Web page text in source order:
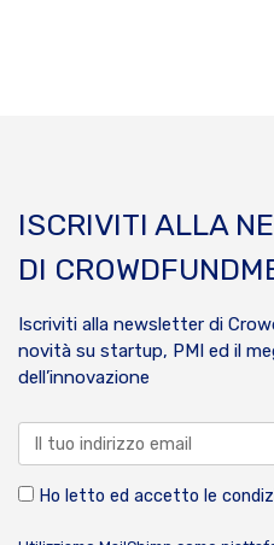
ISCRIVITI ALLA
DI
Iscriviti alla newsletter di
novità su startup, PMI ed il
dell’innovazione
Ho letto ed accetto le